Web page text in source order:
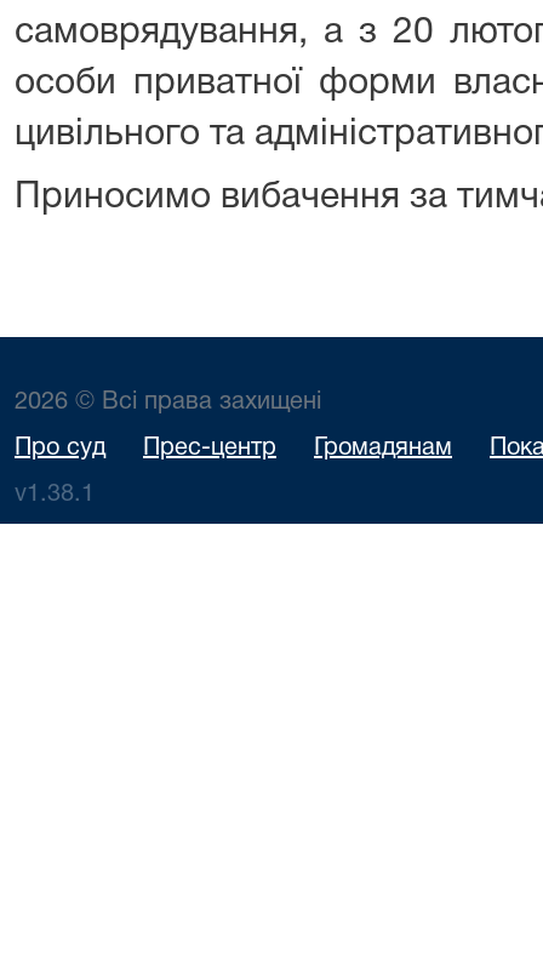
самоврядування, а з 20
особи приватної форми
цивільного та
Приносимо вибачення за
2026 © Всі права захищені
Про суд Прес-центр Громадянам
v1.38.1